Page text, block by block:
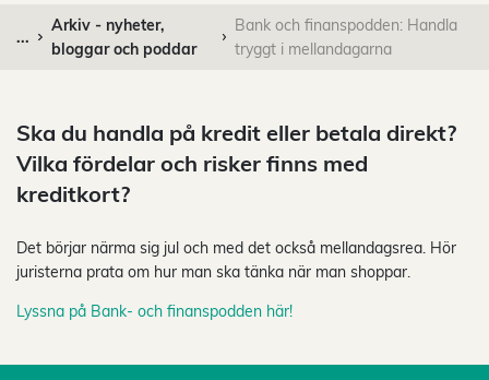
...
Arkiv - nyheter,
bloggar och poddar
Bank och finanspodden: Handla
tryggt i mellandagarna
Ska du handla på kredit eller betala direkt?
Vilka fördelar och risker finns med
kreditkort?
Det börjar närma sig jul och med det också mellandagsrea. Hör
juristerna prata om hur man ska tänka när man shoppar.
Lyssna på Bank- och finanspodden här!